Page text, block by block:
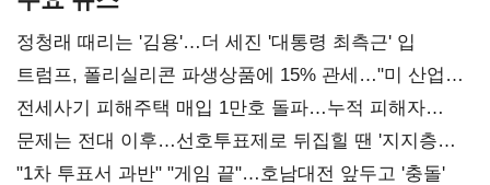
정청래 때리는 '김용'…더 세진 '대통령 최측근' 입
트럼프, 폴리실리콘 파생상품에 15% 관세…"미 산업
재건"
전세사기 피해주택 매입 1만호 돌파…누적 피해자
4만278명
문제는 전대 이후…선호투표제로 뒤집힐 땐 '지지층
불복'
"1차 투표서 과반" "게임 끝"…호남대전 앞두고 '충돌'